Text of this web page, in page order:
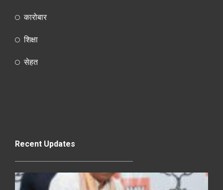
कारोबार
शिक्षा
सेहत
Recent Updates